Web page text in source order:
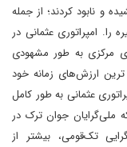
و نابود کردند؛ از جمله
امپراتوری عثمانی در
مرکزی به طور مشهودی
ترین ارزش‌های زمانه خود
عثمانی به طور کامل
ملی‌گرایان جوان ترک در
تک‌قومی، بیشتر از